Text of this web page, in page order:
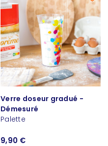
Verre doseur gradué -
Démesuré
Palette
9,90 €